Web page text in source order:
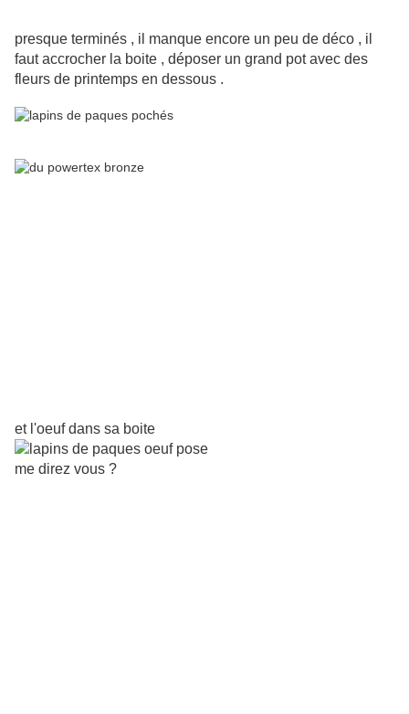
presque terminés , il manque encore un peu de déco , il
faut accrocher la boite , déposer un grand pot avec des
fleurs de printemps en dessous .
et l'oeuf dans sa boite
me direz vous ?